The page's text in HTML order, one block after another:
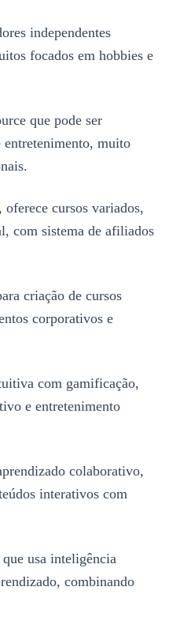
independentes
focados em hobbies e
que pode ser
entretenimento, muito
cursos variados,
com sistema de afiliados
criação de cursos
corporativos e
com gamificação,
e entretenimento
colaborativo,
interativos com
usa inteligência
combinando